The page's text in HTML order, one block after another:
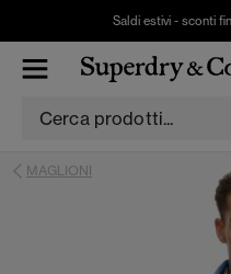
Saldi estivi - sconti
MAGLIONI